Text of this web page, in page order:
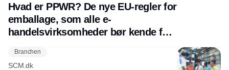
Hvad er PPWR? De nye EU-regler for
emballage, som alle e-
handelsvirksomheder bør kende før
Branchen
SCM.dk